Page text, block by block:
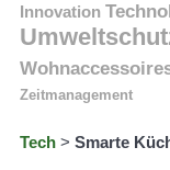
Innovation
Zeitmanagement
Tech > Smarte